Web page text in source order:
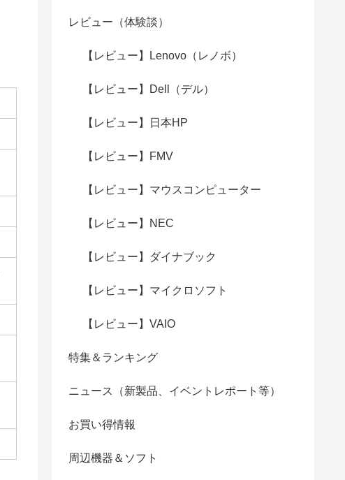
レビュー（体験談）
【レビュー】Lenovo（レノボ）
【レビュー】Dell（デル）
【レビュー】日本HP
【レビュー】FMV
【レビュー】マウスコンピューター
【レビュー】NEC
【レビュー】ダイナブック
【レビュー】マイクロソフト
【レビュー】VAIO
特集＆ランキング
ニュース（新製品、イベントレポート等）
お買い得情報
周辺機器＆ソフト